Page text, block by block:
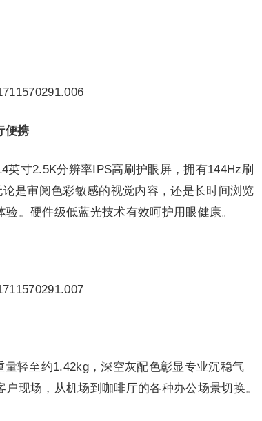
便携
英寸2.5K分辨率IPS高刷护眼屏，拥有144Hz刷
是审阅色彩敏感的视觉内容，还是长时间浏览
。硬件级低蓝光技术有效呵护用眼健康。
轻至约1.42kg，深空灰配色彰显专业沉稳气
现场，从机场到咖啡厅的各种办公场景切换。